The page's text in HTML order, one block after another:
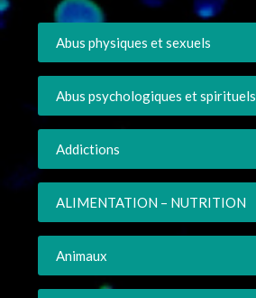
Abus physiques et sexuels
Abus psychologiques et spirituels
Addictions
ALIMENTATION – NUTRITION
Animaux